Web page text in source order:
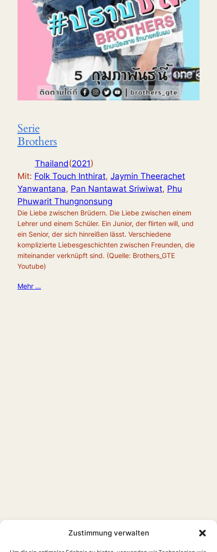
Zustimmung verwalten
Serie
Brothers
Thailand(2021)
Mit: Folk Touch Inthirat, Jaymin Theerachet
Yanwantana, Pan Nantawat Sriwiwat, Phu
Phuwarit Thungnonsung
Die Liebe zwischen Brüdern. Die Liebe zwischen einem
Lehrer und einem Schüler. Ein Junior, der flirten will, und
ein Senior, der sich hinreißen lässt. Verschiedene
komplizierte Liebesgeschichten zwischen Freunden, die
miteinander verknüpft sind. (Quelle: Brothers_GTE
Youtube)
Mehr …